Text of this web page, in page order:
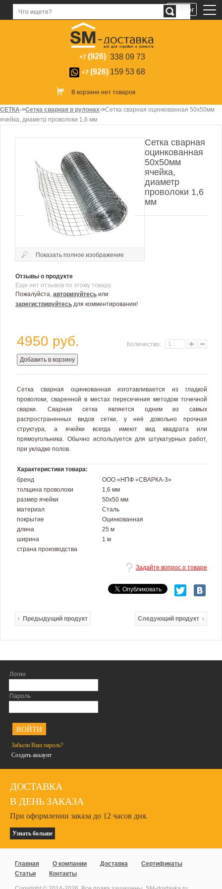
+7 (926) 338 09 73
+7 (926) 159 53 68
В корзине нет товаров
Логин
Пароль
Забыли Ваш пароль?
Создать аккаунт
ДОСТАВКА
В ДЕНЬ ЗАКАЗА
При оформлении заказа до 12 часов дня.
Узнать больше
СЕТКА->Сетка сварная в рулонах->Сетка сварная оцинкованная 50х50мм
ячейка, диаметр проволоки 1,6 мм
Показать полное изображение
Отзывы о продукте
Еще нет отзывов по этому товару.
Пожалуйста, авторизуйтесь или
зарегистрируйтесь для комментирования!
Сетка сварная
оцинкованная
50х50мм
ячейка,
диаметр
проволоки 1,6
мм
4950 руб. Количество:
Добавить в корзину
Сетка сварная оцинкованная изготавливается из гладкой
проволоки, сваренной в местах пересечения методом точечной
сварки. Сварная сетка является одним из самых
распространенных видов сетки, у неё довольно прочная
структура, а ячейки всегда имеют вид квадрата или
прямоугольника. Обычно используется для штукатурных работ,
при укладке полов.
Характеристики товара:
бренд
ООО «НПФ «СВАРКА-3»
толщина проволоки
1,6 мм
размер ячейки
50х50 мм
материал
Сталь
покрытие
Оцинкованная
длина
25 м
ширина
1 м
страна производства
Задайте вопрос о товаре
Предыдущий продукт Следующий продукт
Главная О компании Доставка
Сертификаты
Статьи
Контакты
Каталог